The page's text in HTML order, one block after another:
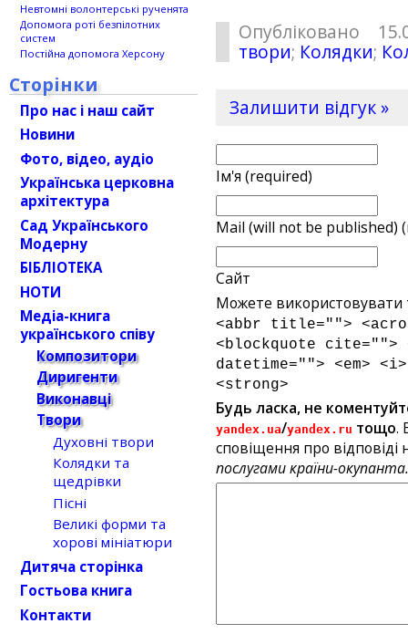
Опубліковано
твори; Колядки;
Залишити відгук »
Ім'я (required)
Mail (will not be published)
Сайт
Можете використовувати
<abbr title="">
<blockquote cite="">
datetime=""> <em>
<strong>
Будь ласка, не
yandex.ua/yandex.ru тощо.
сповіщення про відповіді
послугами країни-
Невтомні волонтерські рученята
Допомога роті безпілотних
систем
Постійна допомога Херсону
Сторінки
Про нас і наш сайт
Новини
Фото, відео, аудіо
Українська церковна
архітектура
Сад Українського
Модерну
БІБЛІОТЕКА
НОТИ
Медіа-книга
українського співу
Композитори
Диригенти
Виконавці
Твори
Духовні твори
Колядки та
щедрівки
Пісні
Великі форми та
хорові мініатюри
Дитяча сторінка
Гостьова книга
Контакти